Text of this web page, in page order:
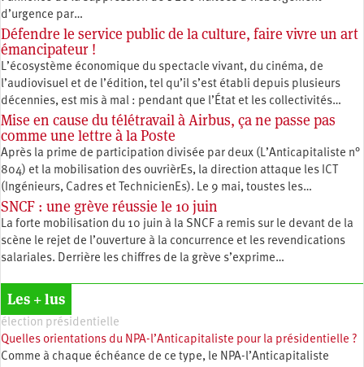
d’urgence par…
Défendre le service public de la culture, faire vivre un art
émancipateur !
L’écosystème économique du spectacle vivant, du cinéma, de
l’audiovisuel et de l’édition, tel qu’il s’est établi depuis plusieurs
décennies, est mis à mal : pendant que l’État et les collectivités…
Mise en cause du télétravail à Airbus, ça ne passe pas
comme une lettre à la Poste
Après la prime de participation divisée par deux (L’Anticapitaliste n°
804) et la mobilisation des ouvrièrEs, la direction attaque les ICT
(Ingénieurs, Cadres et TechnicienEs). Le 9 mai, toustes les…
SNCF : une grève réussie le 10 juin
La forte mobilisation du 10 juin à la SNCF a remis sur le devant de la
scène le rejet de l’ouverture à la concurrence et les revendications
salariales. Derrière les chiffres de la grève s’exprime…
Les + lus
élection présidentielle
Quelles orientations du NPA-l’Anticapitaliste pour la présidentielle ?
Comme à chaque échéance de ce type, le NPA-l’Anticapitaliste